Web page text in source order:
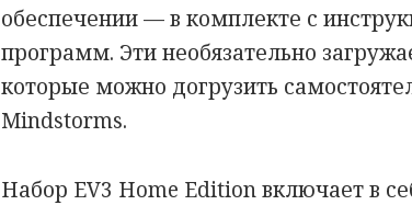
обеспечении — в комплекте с
программ. Эти необязательно
которые можно догрузить
Mindstorms.
Набор EV3 Home Edition включает в